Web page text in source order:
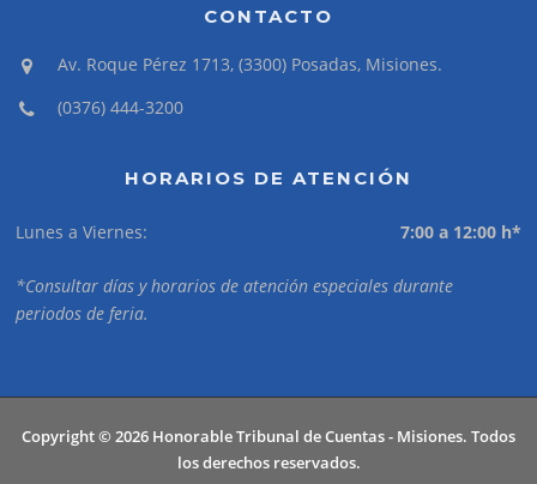
CONTACTO
Av. Roque Pérez 1713, (3300) Posadas, Misiones.
(0376) 444-3200
HORARIOS DE ATENCIÓN
Lunes a Viernes: 7:00 a 12:00 h*
*Consultar días y horarios de atención especiales durante
periodos de feria.
Copyright © 2026 Honorable Tribunal de Cuentas - Misiones. Todos
los derechos reservados.